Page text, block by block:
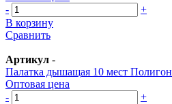
-
+
В корзину
Сравнить
Артикул -
Палатка дышащая 10 мест Полигон
Оптовая цена
-
+